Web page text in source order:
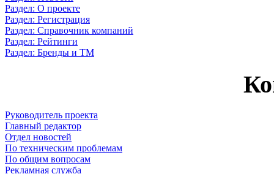
Раздел: О проекте
Раздел: Регистрация
Раздел: Справочник компаний
Раздел: Рейтинги
Раздел: Бренды и ТМ
Руководитель проекта
Главный редактор
Отдел новостей
По техническим проблемам
По общим вопросам
Рекламная служба